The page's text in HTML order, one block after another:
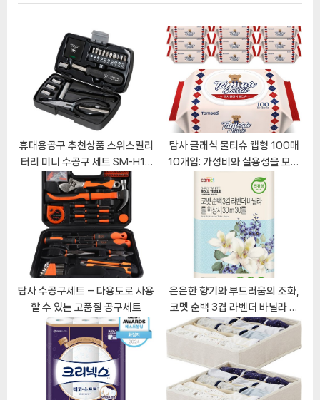
이
u
t
P
휴대용공구 추천상품 스위스밀리
터리 미니 수공구 세트 SM-H19
소개
탐사 클래식 물티슈 캡형 100매
10개입: 가성비와 실용성을 모두
잡은 육아 필수템
탐사 수공구세트 – 다용도로 사용
할 수 있는 고품질 공구세트
은은한 향기와 부드러움의 조화,
코멧 순백 3겹 라벤더 바닐라 롤
화장지 30m 리뷰